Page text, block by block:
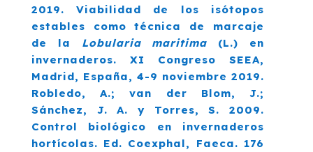
2019. Viabilidad de los isótopos
estables como técnica de marcaje
de la Lobularia maritima (L.) en
invernaderos. XI Congreso SEEA,
Madrid, España, 4-9 noviembre 2019.
Robledo, A.; van der Blom, J.;
Sánchez, J. A. y Torres, S. 2009.
Control biológico en invernaderos
hortícolas. Ed. Coexphal, Faeca. 176